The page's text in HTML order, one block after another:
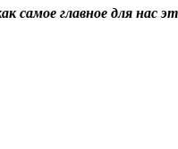
самое главное для нас